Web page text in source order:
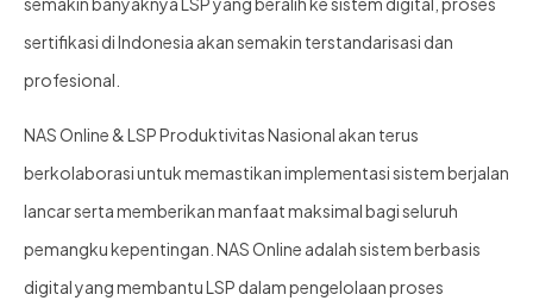
sertifikasi di Indonesia akan semakin terstandarisasi dan
profesional.
NAS Online & LSP Produktivitas Nasional akan terus
berkolaborasi untuk memastikan implementasi sistem berjalan
lancar serta memberikan manfaat maksimal bagi seluruh
pemangku kepentingan. NAS Online adalah sistem berbasis
digital yang membantu LSP dalam pengelolaan proses